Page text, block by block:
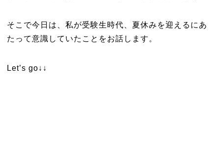
そこで今日は、私が受験生時代、夏休みを迎えるにあ
たって意識していたことをお話します。
Let’s go↓↓